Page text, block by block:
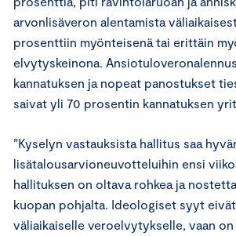
arvonlisäveron alentamista
prosenttiin myönteisenä tai erittäin
elvytyskeinona.
kannatuksen ja nopeat panostukset
saivat yli 70 prosentin kannatuksen
”Kyselyn vastauksista hallitus saa
lisätalousarvioneuvotteluihin ensi
hallituksen on oltava rohkea ja
kuopan pohjalta. Ideologiset syyt
väliaikaiselle veroelvytykselle, vaan